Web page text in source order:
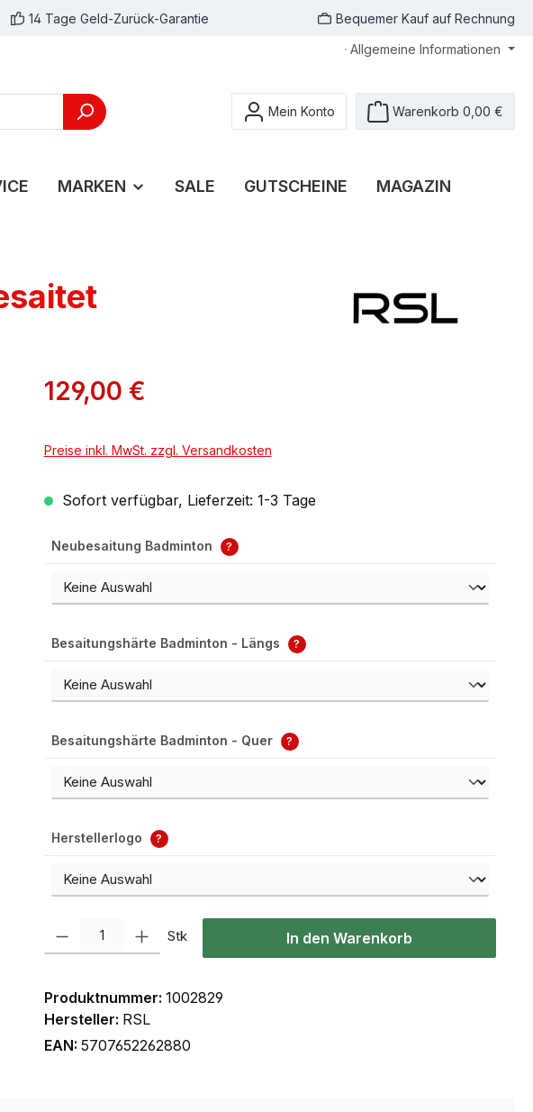
14 Tage Geld-Zurück-Garantie Bequemer Kauf auf Rechnung
Allgemeine Informationen
Mein Konto Warenkorb 0,00 €
MARKEN SALE GUTSCHEINE MAGAZIN
129,00 €
Preise inkl. MwSt. zzgl. Versandkosten
Sofort verfügbar, Lieferzeit: 1-3 Tage
Neubesaitung Badminton ?
Besaitungshärte Badminton - Längs ?
Besaitungshärte Badminton - Quer ?
Herstellerlogo ?
Produkt Anzahl: Gib den gewünschten Wert ein oder benutze die Schaltflächen
Stk In den Warenkorb
Produktnummer: 1002829
Hersteller: RSL
EAN: 5707652262880